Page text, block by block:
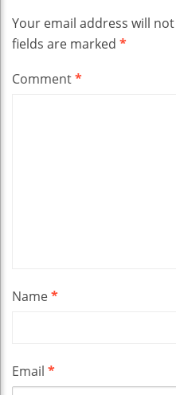
Your email address will
fields are marked *
Comment*
Name*
Email *